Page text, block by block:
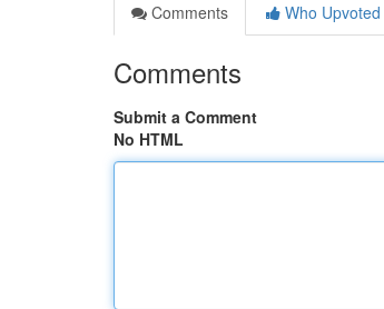
Comments
Who Upvoted
Comments
Submit a Comment
No HTML